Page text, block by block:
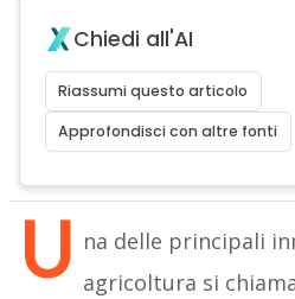
Chiedi all'AI
Riassumi questo articolo
Approfondisci con altre fonti
U na delle principali
agricoltura si